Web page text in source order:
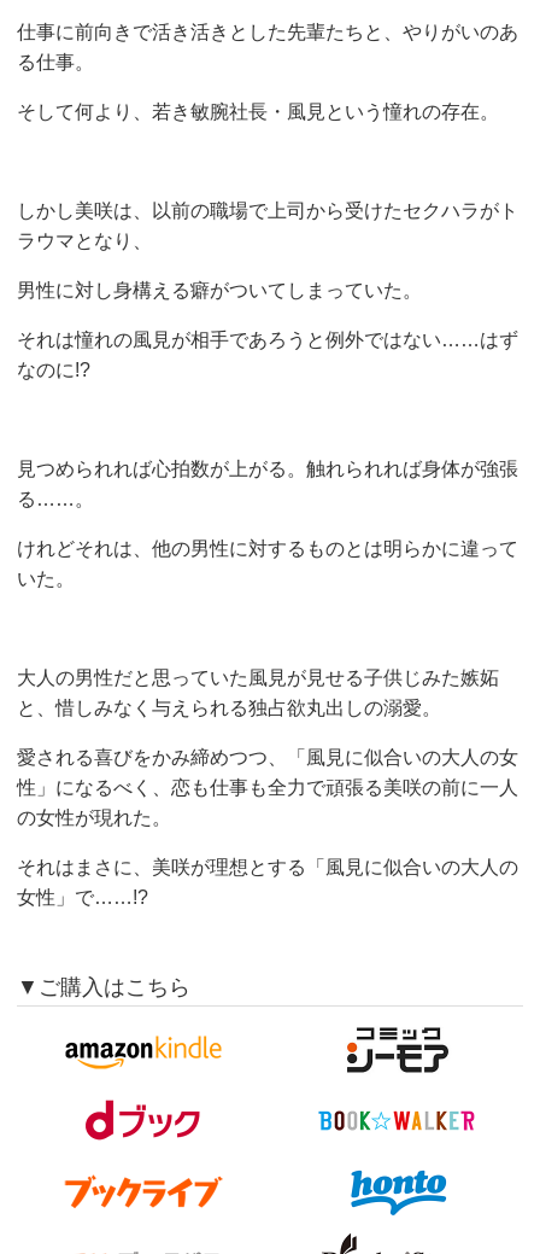
仕事に前向きで活き活きとした先輩たちと、やりがいのあ
る仕事。
そして何より、若き敏腕社長・風見という憧れの存在。
しかし美咲は、以前の職場で上司から受けたセクハラがト
ラウマとなり、
男性に対し身構える癖がついてしまっていた。
それは憧れの風見が相手であろうと例外ではない……はず
なのに!?
見つめられれば心拍数が上がる。触れられれば身体が強張
る……。
けれどそれは、他の男性に対するものとは明らかに違って
いた。
大人の男性だと思っていた風見が見せる子供じみた嫉妬
と、惜しみなく与えられる独占欲丸出しの溺愛。
愛される喜びをかみ締めつつ、「風見に似合いの大人の女
性」になるべく、恋も仕事も全力で頑張る美咲の前に一人
の女性が現れた。
それはまさに、美咲が理想とする「風見に似合いの大人の
女性」で……!?
▼ご購入はこちら